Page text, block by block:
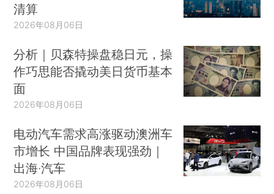
清算
2026年08月06日
分析｜贝森特操盘稳日元，操
作巧思能否撬动美日货币基本
面
2026年08月06日
电动汽车需求高涨驱动澳洲车
市增长 中国品牌表现强劲｜
出海·汽车
2026年08月06日